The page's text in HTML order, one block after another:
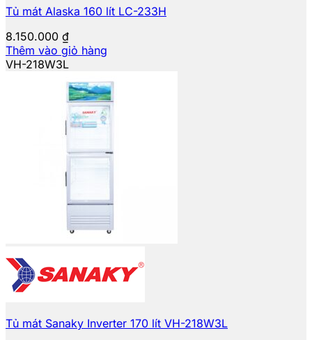
Tủ mát Alaska 160 lít LC-233H
8.150.000 ₫
Thêm vào giỏ hàng
VH-218W3L
Tủ mát Sanaky Inverter 170 lít VH-218W3L